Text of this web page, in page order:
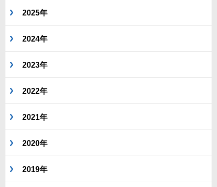
2025年
2024年
2023年
2022年
2021年
2020年
2019年